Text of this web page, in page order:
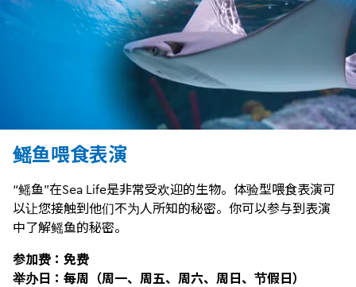
鳐鱼喂食表演
“鳐鱼”在Sea Life是非常受欢迎的生物。体验型喂食表演可
以让您接触到他们不为人所知的秘密。你可以参与到表演
中了解鳐鱼的秘密。
参加费：免费
举办日：每周（周一、周五、周六、周日、节假日）